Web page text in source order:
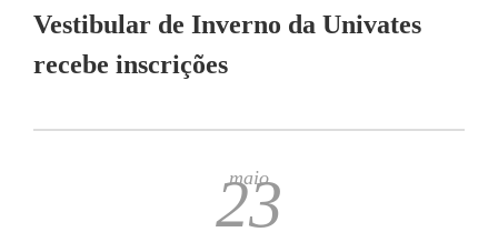
Vestibular de Inverno da Univates
recebe inscrições
maio
23